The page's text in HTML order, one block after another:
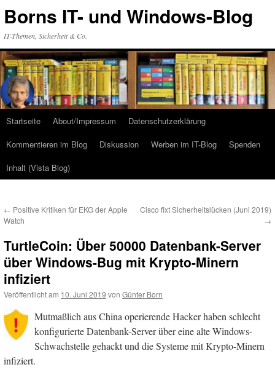
Inhalt
Borns IT- und Windows-Blog
IT-Themen, Sicherheit & Co.
Startseite About/Impressum
Datenschutzerklärung
Kommentieren im Blog
Diskussion Werben im IT-Blog
Spenden
Inhalt (Vista Blog)
← Positive Kritiken für EKG der Apple
Watch
Cisco fixt Sicherheitslücken (Juni 2019)
→
TurtleCoin: Über 50000 Datenbank-Server
über Windows-Bug mit Krypto-Minern
infiziert
Veröffentlicht am 10. Juni 2019 von Günter Born
Mutmaßlich aus China operierende Hacker haben schlecht
konfigurierte Datenbank-Server über eine alte Windows-
Schwachstelle gehackt und die Systeme mit Krypto-Minern
infiziert.